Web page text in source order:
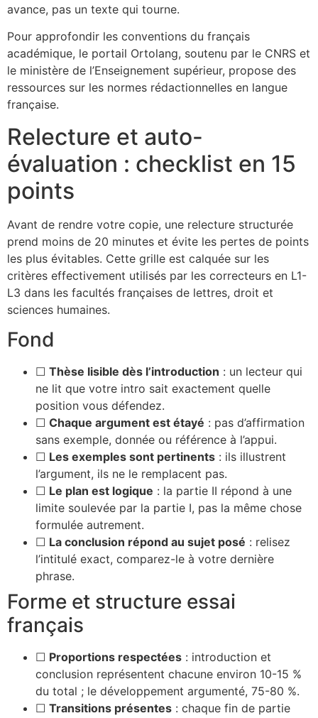
avance, pas un texte qui tourne.
Pour approfondir les conventions du français
académique, le portail Ortolang, soutenu par le CNRS et
le ministère de l’Enseignement supérieur, propose des
ressources sur les normes rédactionnelles en langue
française.
Relecture et auto-
évaluation : checklist en 15
points
Avant de rendre votre copie, une relecture structurée
prend moins de 20 minutes et évite les pertes de points
les plus évitables. Cette grille est calquée sur les
critères effectivement utilisés par les correcteurs en L1-
L3 dans les facultés françaises de lettres, droit et
sciences humaines.
Fond
☐ Thèse lisible dès l’introduction : un lecteur qui
ne lit que votre intro sait exactement quelle
position vous défendez.
☐ Chaque argument est étayé : pas d’affirmation
sans exemple, donnée ou référence à l’appui.
☐ Les exemples sont pertinents : ils illustrent
l’argument, ils ne le remplacent pas.
☐ Le plan est logique : la partie II répond à une
limite soulevée par la partie I, pas la même chose
formulée autrement.
☐ La conclusion répond au sujet posé : relisez
l’intitulé exact, comparez-le à votre dernière
phrase.
Forme et structure essai
français
☐ Proportions respectées : introduction et
conclusion représentent chacune environ 10-15 %
du total ; le développement argumenté, 75-80 %.
☐ Transitions présentes : chaque fin de partie